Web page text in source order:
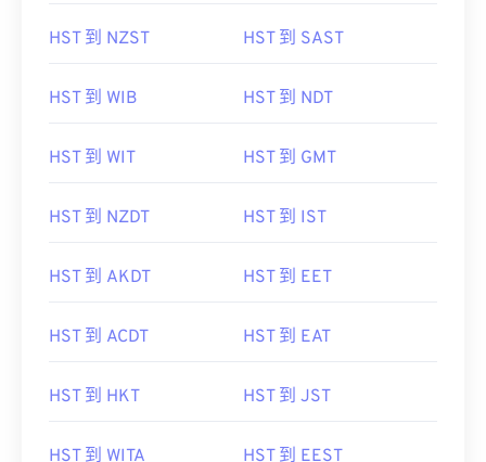
HST 到 NZST HST 到 SAST
HST 到 WIB HST 到 NDT
HST 到 WIT HST 到 GMT
HST 到 NZDT HST 到 IST
HST 到 AKDT HST 到 EET
HST 到 ACDT HST 到 EAT
HST 到 HKT HST 到 JST
HST 到 WITA HST 到 EEST